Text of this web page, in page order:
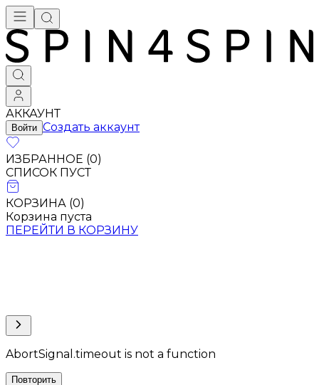
АККАУНТ
Войти Создать аккаунт
ИЗБРАННОЕ (0)
СПИСОК ПУСТ
КОРЗИНА (0)
Корзина пуста
ПЕРЕЙТИ В КОРЗИНУ
AbortSignal.timeout is not a function
Повторить